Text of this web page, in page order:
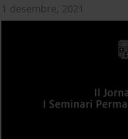
1 desembre, 2021